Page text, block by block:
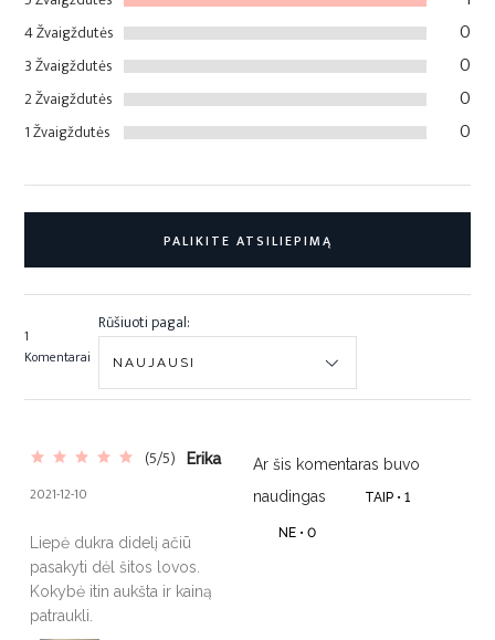
4 Žvaigždutės 0
3 Žvaigždutės 0
2 Žvaigždutės 0
1 Žvaigždutės 0
PALIKITE ATSILIEPIMĄ
1
Komentarai
Rūšiuoti pagal:
(5/5) Erika
2021-12-10
Liepė dukra didelį ačiū
pasakyti dėl šitos lovos.
Kokybė itin aukšta ir kainą
patraukli.
Ar šis komentaras buvo
naudingas
TAIP • 1
NE •0